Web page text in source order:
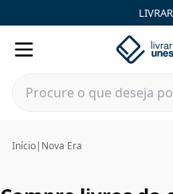
Início| Nova Era
Nova Era|Livraria Unesp |